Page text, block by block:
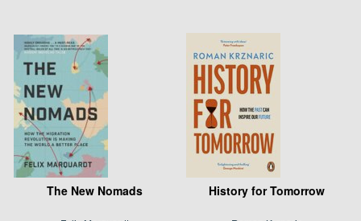
The New Nomads History for Tomorrow